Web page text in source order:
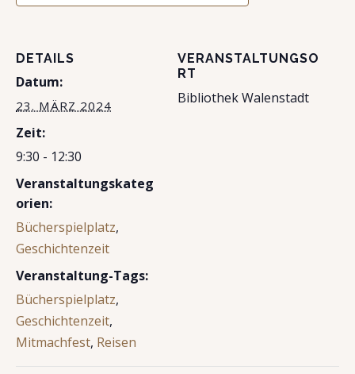
DETAILS
Datum:
23. MÄRZ 2024
Zeit:
9:30 - 12:30
Veranstaltungskateg
orien:
Bücherspielplatz,
Geschichtenzeit
Veranstaltung-Tags:
Bücherspielplatz,
Geschichtenzeit,
Mitmachfest, Reisen
VERANSTALTUNGSO
RT
Bibliothek Walenstadt